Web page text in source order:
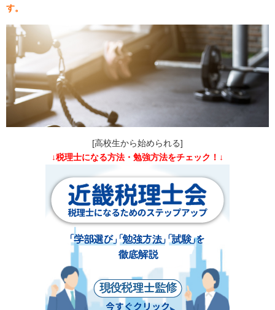
す。
[高校生から始められる]
↓税理士になる方法・勉強方法をチェック！↓